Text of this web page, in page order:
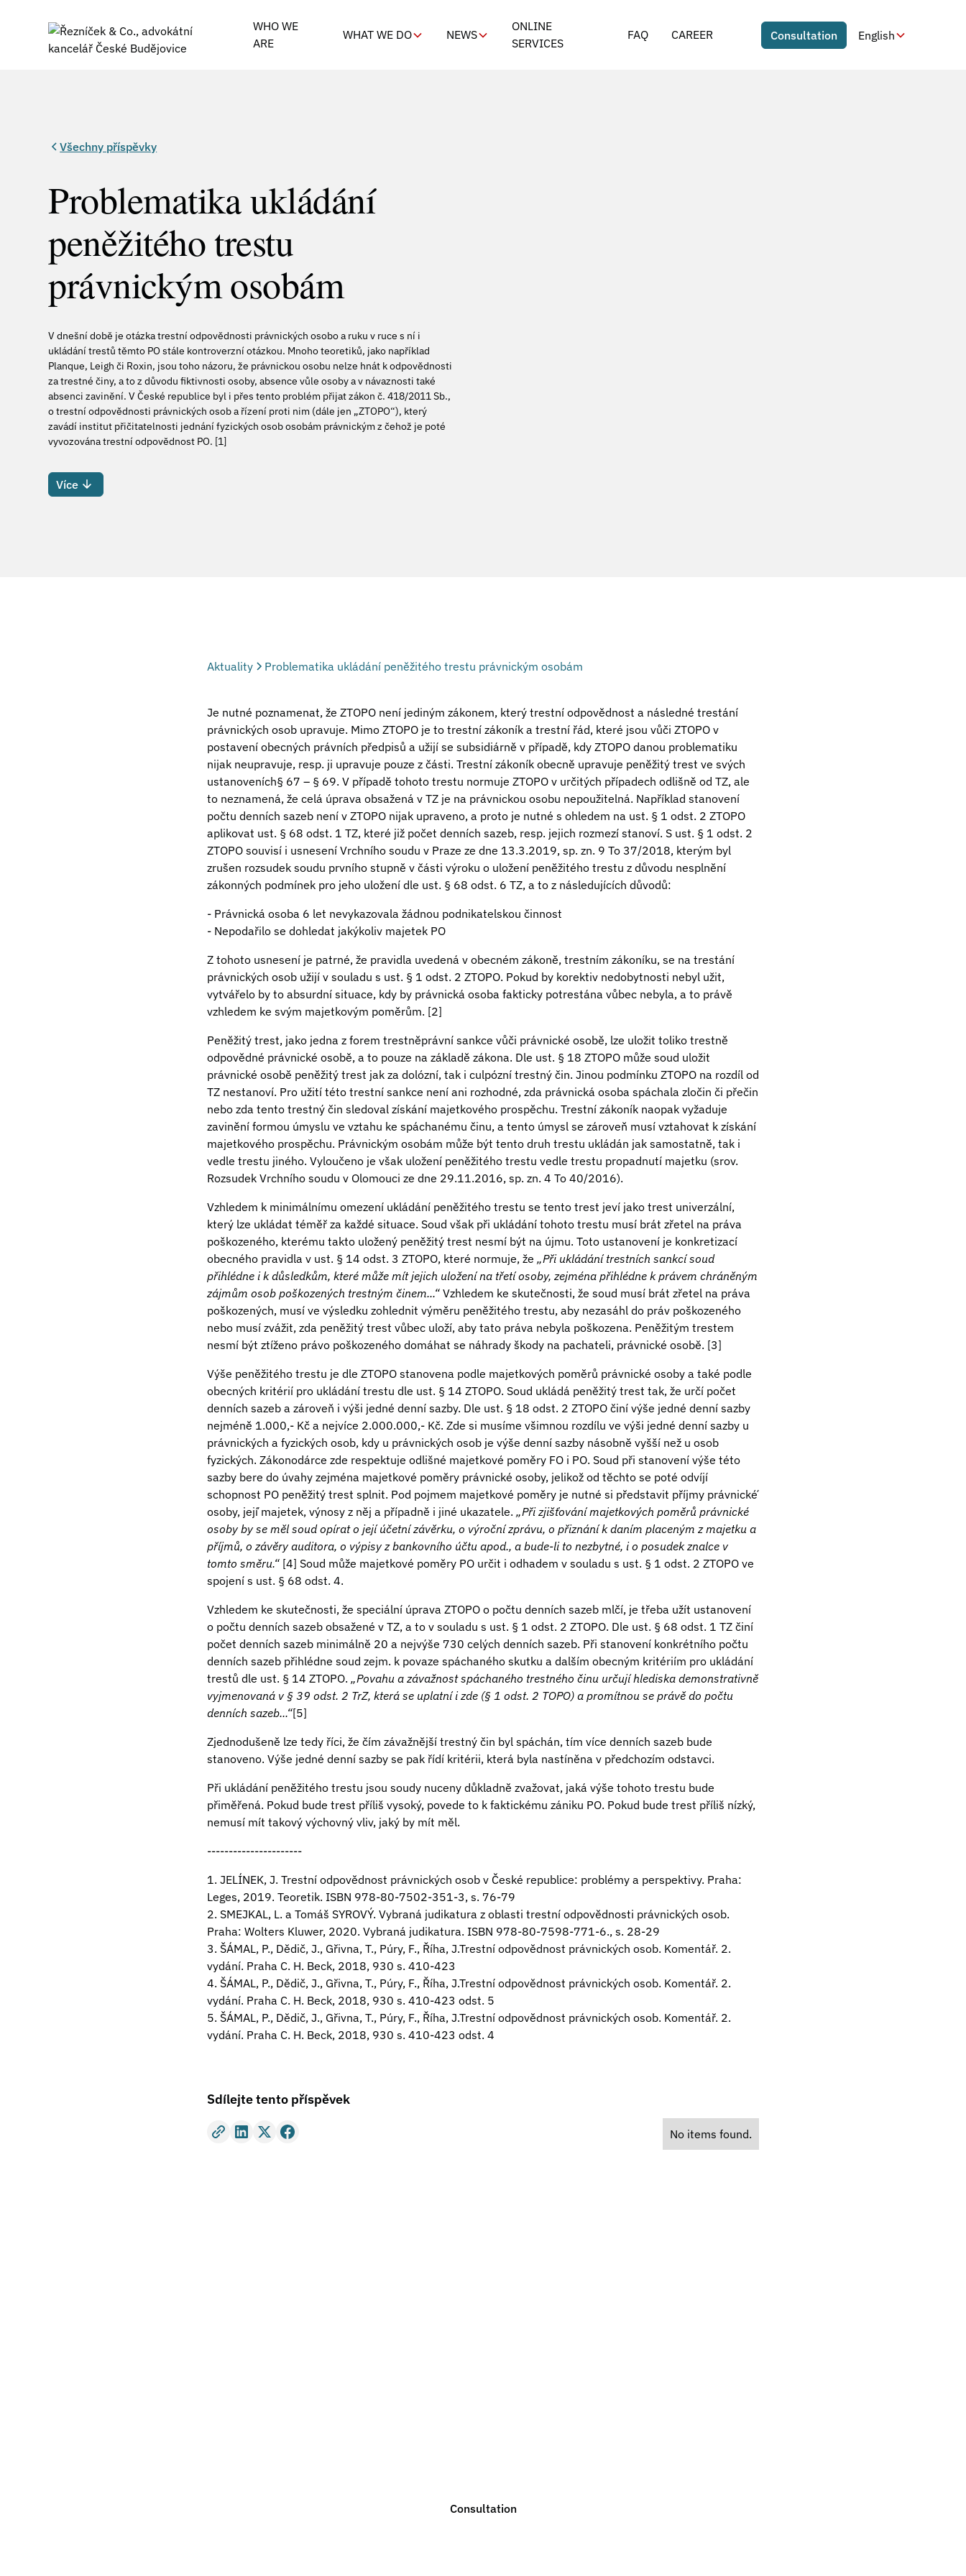
WHO WE
ARE
WHAT WE DO NEWS
ONLINE
SERVICES
FAQ CAREER Consultation English
Všechny příspěvky
Problematika ukládání
peněžitého trestu
právnickým osobám
V dnešní době je otázka trestní odpovědnosti právnických osobo a ruku v ruce s ní i
ukládání trestů těmto PO stále kontroverzní otázkou. Mnoho teoretiků, jako například
Planque, Leigh či Roxin, jsou toho názoru, že právnickou osobu nelze hnát k odpovědnosti
za trestné činy, a to z důvodu fiktivnosti osoby, absence vůle osoby a v návaznosti také
absenci zavinění. V České republice byl i přes tento problém přijat zákon č. 418/2011 Sb.,
o trestní odpovědnosti právnických osob a řízení proti nim (dále jen „ZTOPO“), který
zavádí institut přičitatelnosti jednání fyzických osob osobám právnickým z čehož je poté
vyvozována trestní odpovědnost PO. [1]
Více
Aktuality Problematika ukládání peněžitého trestu právnickým osobám
Je nutné poznamenat, že ZTOPO není jediným zákonem, který trestní odpovědnost a následné trestání
právnických osob upravuje. Mimo ZTOPO je to trestní zákoník a trestní řád, které jsou vůči ZTOPO v
postavení obecných právních předpisů a užijí se subsidiárně v případě, kdy ZTOPO danou problematiku
nijak neupravuje, resp. ji upravuje pouze z části. Trestní zákoník obecně upravuje peněžitý trest ve svých
ustanoveních§ 67 – § 69. V případě tohoto trestu normuje ZTOPO v určitých případech odlišně od TZ, ale
to neznamená, že celá úprava obsažená v TZ je na právnickou osobu nepoužitelná. Například stanovení
počtu denních sazeb není v ZTOPO nijak upraveno, a proto je nutné s ohledem na ust. § 1 odst. 2 ZTOPO
aplikovat ust. § 68 odst. 1 TZ, které již počet denních sazeb, resp. jejich rozmezí stanoví. S ust. § 1 odst. 2
ZTOPO souvisí i usnesení Vrchního soudu v Praze ze dne 13.3.2019, sp. zn. 9 To 37/2018, kterým byl
zrušen rozsudek soudu prvního stupně v části výroku o uložení peněžitého trestu z důvodu nesplnění
zákonných podmínek pro jeho uložení dle ust. § 68 odst. 6 TZ, a to z následujících důvodů:
- Právnická osoba 6 let nevykazovala žádnou podnikatelskou činnost
- Nepodařilo se dohledat jakýkoliv majetek PO
Z tohoto usnesení je patrné, že pravidla uvedená v obecném zákoně, trestním zákoníku, se na trestání
právnických osob užijí v souladu s ust. § 1 odst. 2 ZTOPO. Pokud by korektiv nedobytnosti nebyl užit,
vytvářelo by to absurdní situace, kdy by právnická osoba fakticky potrestána vůbec nebyla, a to právě
vzhledem ke svým majetkovým poměrům. [2]
Peněžitý trest, jako jedna z forem trestněprávní sankce vůči právnické osobě, lze uložit toliko trestně
odpovědné právnické osobě, a to pouze na základě zákona. Dle ust. § 18 ZTOPO může soud uložit
právnické osobě peněžitý trest jak za dolózní, tak i culpózní trestný čin. Jinou podmínku ZTOPO na rozdíl od
TZ nestanoví. Pro užití této trestní sankce není ani rozhodné, zda právnická osoba spáchala zločin či přečin
nebo zda tento trestný čin sledoval získání majetkového prospěchu. Trestní zákoník naopak vyžaduje
zavinění formou úmyslu ve vztahu ke spáchanému činu, a tento úmysl se zároveň musí vztahovat k získání
majetkového prospěchu. Právnickým osobám může být tento druh trestu ukládán jak samostatně, tak i
vedle trestu jiného. Vyloučeno je však uložení peněžitého trestu vedle trestu propadnutí majetku (srov.
Rozsudek Vrchního soudu v Olomouci ze dne 29.11.2016, sp. zn. 4 To 40/2016).
Vzhledem k minimálnímu omezení ukládání peněžitého trestu se tento trest jeví jako trest univerzální,
který lze ukládat téměř za každé situace. Soud však při ukládání tohoto trestu musí brát zřetel na práva
poškozeného, kterému takto uložený peněžitý trest nesmí být na újmu. Toto ustanovení je konkretizací
obecného pravidla v ust. § 14 odst. 3 ZTOPO, které normuje, že „Při ukládání trestních sankcí soud
přihlédne i k důsledkům, které může mít jejich uložení na třetí osoby, zejména přihlédne k právem chráněným
zájmům osob poškozených trestným činem...“ Vzhledem ke skutečnosti, že soud musí brát zřetel na práva
poškozených, musí ve výsledku zohlednit výměru peněžitého trestu, aby nezasáhl do práv poškozeného
nebo musí zvážit, zda peněžitý trest vůbec uloží, aby tato práva nebyla poškozena. Peněžitým trestem
nesmí být ztíženo právo poškozeného domáhat se náhrady škody na pachateli, právnické osobě. [3]
Výše peněžitého trestu je dle ZTOPO stanovena podle majetkových poměrů právnické osoby a také podle
obecných kritérií pro ukládání trestu dle ust. § 14 ZTOPO. Soud ukládá peněžitý trest tak, že určí počet
denních sazeb a zároveň i výši jedné denní sazby. Dle ust. § 18 odst. 2 ZTOPO činí výše jedné denní sazby
nejméně 1.000,- Kč a nejvíce 2.000.000,- Kč. Zde si musíme všimnou rozdílu ve výši jedné denní sazby u
právnických a fyzických osob, kdy u právnických osob je výše denní sazby násobně vyšší než u osob
fyzických. Zákonodárce zde respektuje odlišné majetkové poměry FO i PO. Soud při stanovení výše této
sazby bere do úvahy zejména majetkové poměry právnické osoby, jelikož od těchto se poté odvíjí
schopnost PO peněžitý trest splnit. Pod pojmem majetkové poměry je nutné si představit příjmy právnické́
osoby, její́ majetek, výnosy z něj a případně i jiné ukazatele. „Při zjišťování majetkových poměrů právnické
osoby by se měl soud opírat o její účetní závěrku, o výroční zprávu, o přiznání k daním placeným z majetku a
příjmů, o závěry auditora, o výpisy z bankovního účtu apod., a bude-li to nezbytné, i o posudek znalce v
tomto směru.“ [4] Soud může majetkové poměry PO určit i odhadem v souladu s ust. § 1 odst. 2 ZTOPO ve
spojení s ust. § 68 odst. 4.
Vzhledem ke skutečnosti, že speciální úprava ZTOPO o počtu denních sazeb mlčí, je třeba užít ustanovení
o počtu denních sazeb obsažené v TZ, a to v souladu s ust. § 1 odst. 2 ZTOPO. Dle ust. § 68 odst. 1 TZ činí
počet denních sazeb minimálně 20 a nejvýše 730 celých denních sazeb. Při stanovení konkrétního počtu
denních sazeb přihlédne soud zejm. k povaze spáchaného skutku a dalším obecným kritériím pro ukládání
trestů dle ust. § 14 ZTOPO. „Povahu a závažnost spáchaného trestného činu určují hlediska demonstrativně
vyjmenovaná v § 39 odst. 2 TrZ, která se uplatní i zde (§ 1 odst. 2 TOPO) a promítnou se právě do počtu
denních sazeb...“[5]
Zjednodušeně lze tedy říci, že čím závažnější trestný čin byl spáchán, tím více denních sazeb bude
stanoveno. Výše jedné denní sazby se pak řídí kritérii, která byla nastíněna v předchozím odstavci.
Při ukládání peněžitého trestu jsou soudy nuceny důkladně zvažovat, jaká výše tohoto trestu bude
přiměřená. Pokud bude trest příliš vysoký, povede to k faktickému zániku PO. Pokud bude trest příliš nízký,
nemusí mít takový výchovný vliv, jaký by mít měl.
----------------------
1. JELÍNEK, J. Trestní odpovědnost právnických osob v České republice: problémy a perspektivy. Praha:
Leges, 2019. Teoretik. ISBN 978-80-7502-351-3, s. 76-79
2. SMEJKAL, L. a Tomáš SYROVÝ. Vybraná judikatura z oblasti trestní odpovědnosti právnických osob.
Praha: Wolters Kluwer, 2020. Vybraná judikatura. ISBN 978-80-7598-771-6., s. 28-29
3. ŠÁMAL, P., Dědič, J., Gřivna, T., Púry, F., Říha, J.Trestní odpovědnost právnických osob. Komentář. 2.
vydání. Praha C. H. Beck, 2018, 930 s. 410-423
4. ŠÁMAL, P., Dědič, J., Gřivna, T., Púry, F., Říha, J.Trestní odpovědnost právnických osob. Komentář. 2.
vydání. Praha C. H. Beck, 2018, 930 s. 410-423 odst. 5
5. ŠÁMAL, P., Dědič, J., Gřivna, T., Púry, F., Říha, J.Trestní odpovědnost právnických osob. Komentář. 2.
vydání. Praha C. H. Beck, 2018, 930 s. 410-423 odst. 4
Sdílejte tento příspěvek
No items found.
Consultation